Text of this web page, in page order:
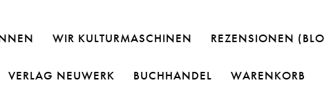
WIR KULTURMASCHINEN REZENSIONEN
VERLAG NEUWERK BUCHHANDEL WARENKORB